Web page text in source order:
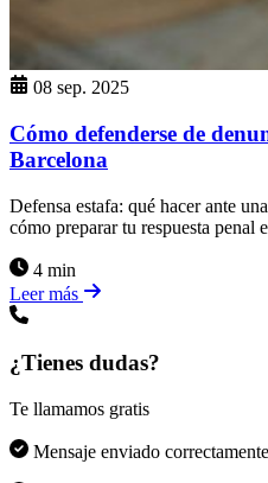
08 sep. 2025
Cómo defenderse de
Barcelona
Defensa estafa: qué hacer ante
cómo preparar tu respuesta
4 min
Leer más
¿Tienes dudas?
Te llamamos gratis
Mensaje enviado